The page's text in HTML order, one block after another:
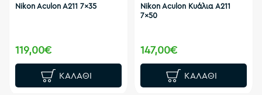
Nikon Aculon A211 7x35
119,00€
ΚΑΛΆΘΙ
Nikon Aculon Κυάλια A211
7x50
147,00€
ΚΑΛΆΘΙ